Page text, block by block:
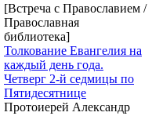
[Встреча с Православием /
Православная
библиотека]
Толкование Евангелия на
каждый день года.
Четверг 2-й седмицы по
Пятидесятнице
Протоиерей Александр